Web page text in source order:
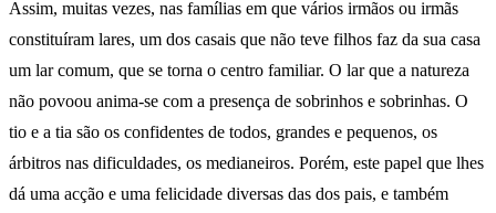
Assim, muitas vezes, nas famílias em que vários irmãos ou irmãs
constituíram lares, um dos casais que não teve filhos faz da sua casa
um lar comum, que se torna o centro familiar. O lar que a natureza
não povoou anima-se com a presença de sobrinhos e sobrinhas. O
tio e a tia são os confidentes de todos, grandes e pequenos, os
árbitros nas dificuldades, os medianeiros. Porém, este papel que lhes
dá uma acção e uma felicidade diversas das dos pais, e também